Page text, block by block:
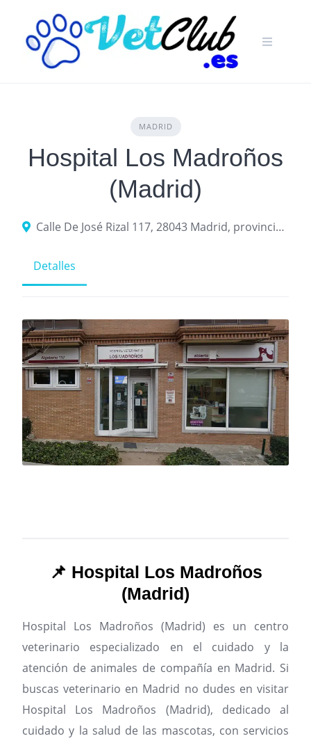
content
MADRID
Hospital Los Madroños
(Madrid)
Calle De José Rizal 117, 28043 Madrid, provincia de Madrid, España
Detalles
📌 Hospital Los Madroños
(Madrid)
Hospital Los Madroños (Madrid) es un centro
veterinario especializado en el cuidado y la
atención de animales de compañía en Madrid. Si
buscas veterinario en Madrid no dudes en visitar
Hospital Los Madroños (Madrid), dedicado al
cuidado y la salud de las mascotas, con servicios